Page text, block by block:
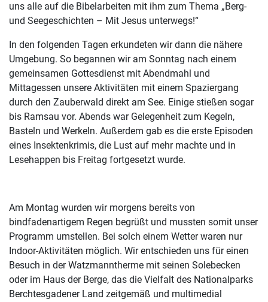
uns alle auf die Bibelarbeiten mit ihm zum Thema „Berg-
und Seegeschichten – Mit Jesus unterwegs!“
In den folgenden Tagen erkundeten wir dann die nähere
Umgebung. So begannen wir am Sonntag nach einem
gemeinsamen Gottesdienst mit Abendmahl und
Mittagessen unsere Aktivitäten mit einem Spaziergang
durch den Zauberwald direkt am See. Einige stießen sogar
bis Ramsau vor. Abends war Gelegenheit zum Kegeln,
Basteln und Werkeln. Außerdem gab es die erste Episoden
eines Insektenkrimis, die Lust auf mehr machte und in
Lesehappen bis Freitag fortgesetzt wurde.
Am Montag wurden wir morgens bereits von
bindfadenartigem Regen begrüßt und mussten somit unser
Programm umstellen. Bei solch einem Wetter waren nur
Indoor-Aktivitäten möglich. Wir entschieden uns für einen
Besuch in der Watzmanntherme mit seinen Solebecken
oder im Haus der Berge, das die Vielfalt des Nationalparks
Berchtesgadener Land zeitgemäß und multimedial